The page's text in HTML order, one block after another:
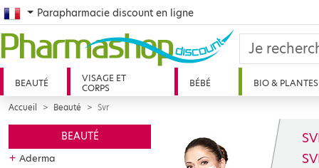
French
Parapharmacie discount en ligne
BEAUTÉ
VISAGE ET
CORPS
BÉBÉ BIO & PLANTES
Accueil Beauté Svr
BEAUTÉ
+ Aderma